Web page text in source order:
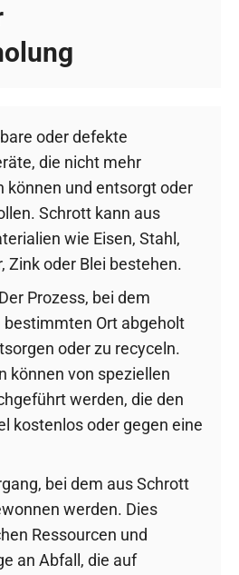
oder defekte
die nicht mehr
können und entsorgt oder
Schrott kann aus
wie Eisen, Stahl,
Zink oder Blei bestehen.
Prozess, bei dem
Ort abgeholt
oder zu recyceln.
können von speziellen
werden, die den
kostenlos oder gegen eine
bei dem aus Schrott
werden. Dies
Ressourcen und
an Abfall, die auf